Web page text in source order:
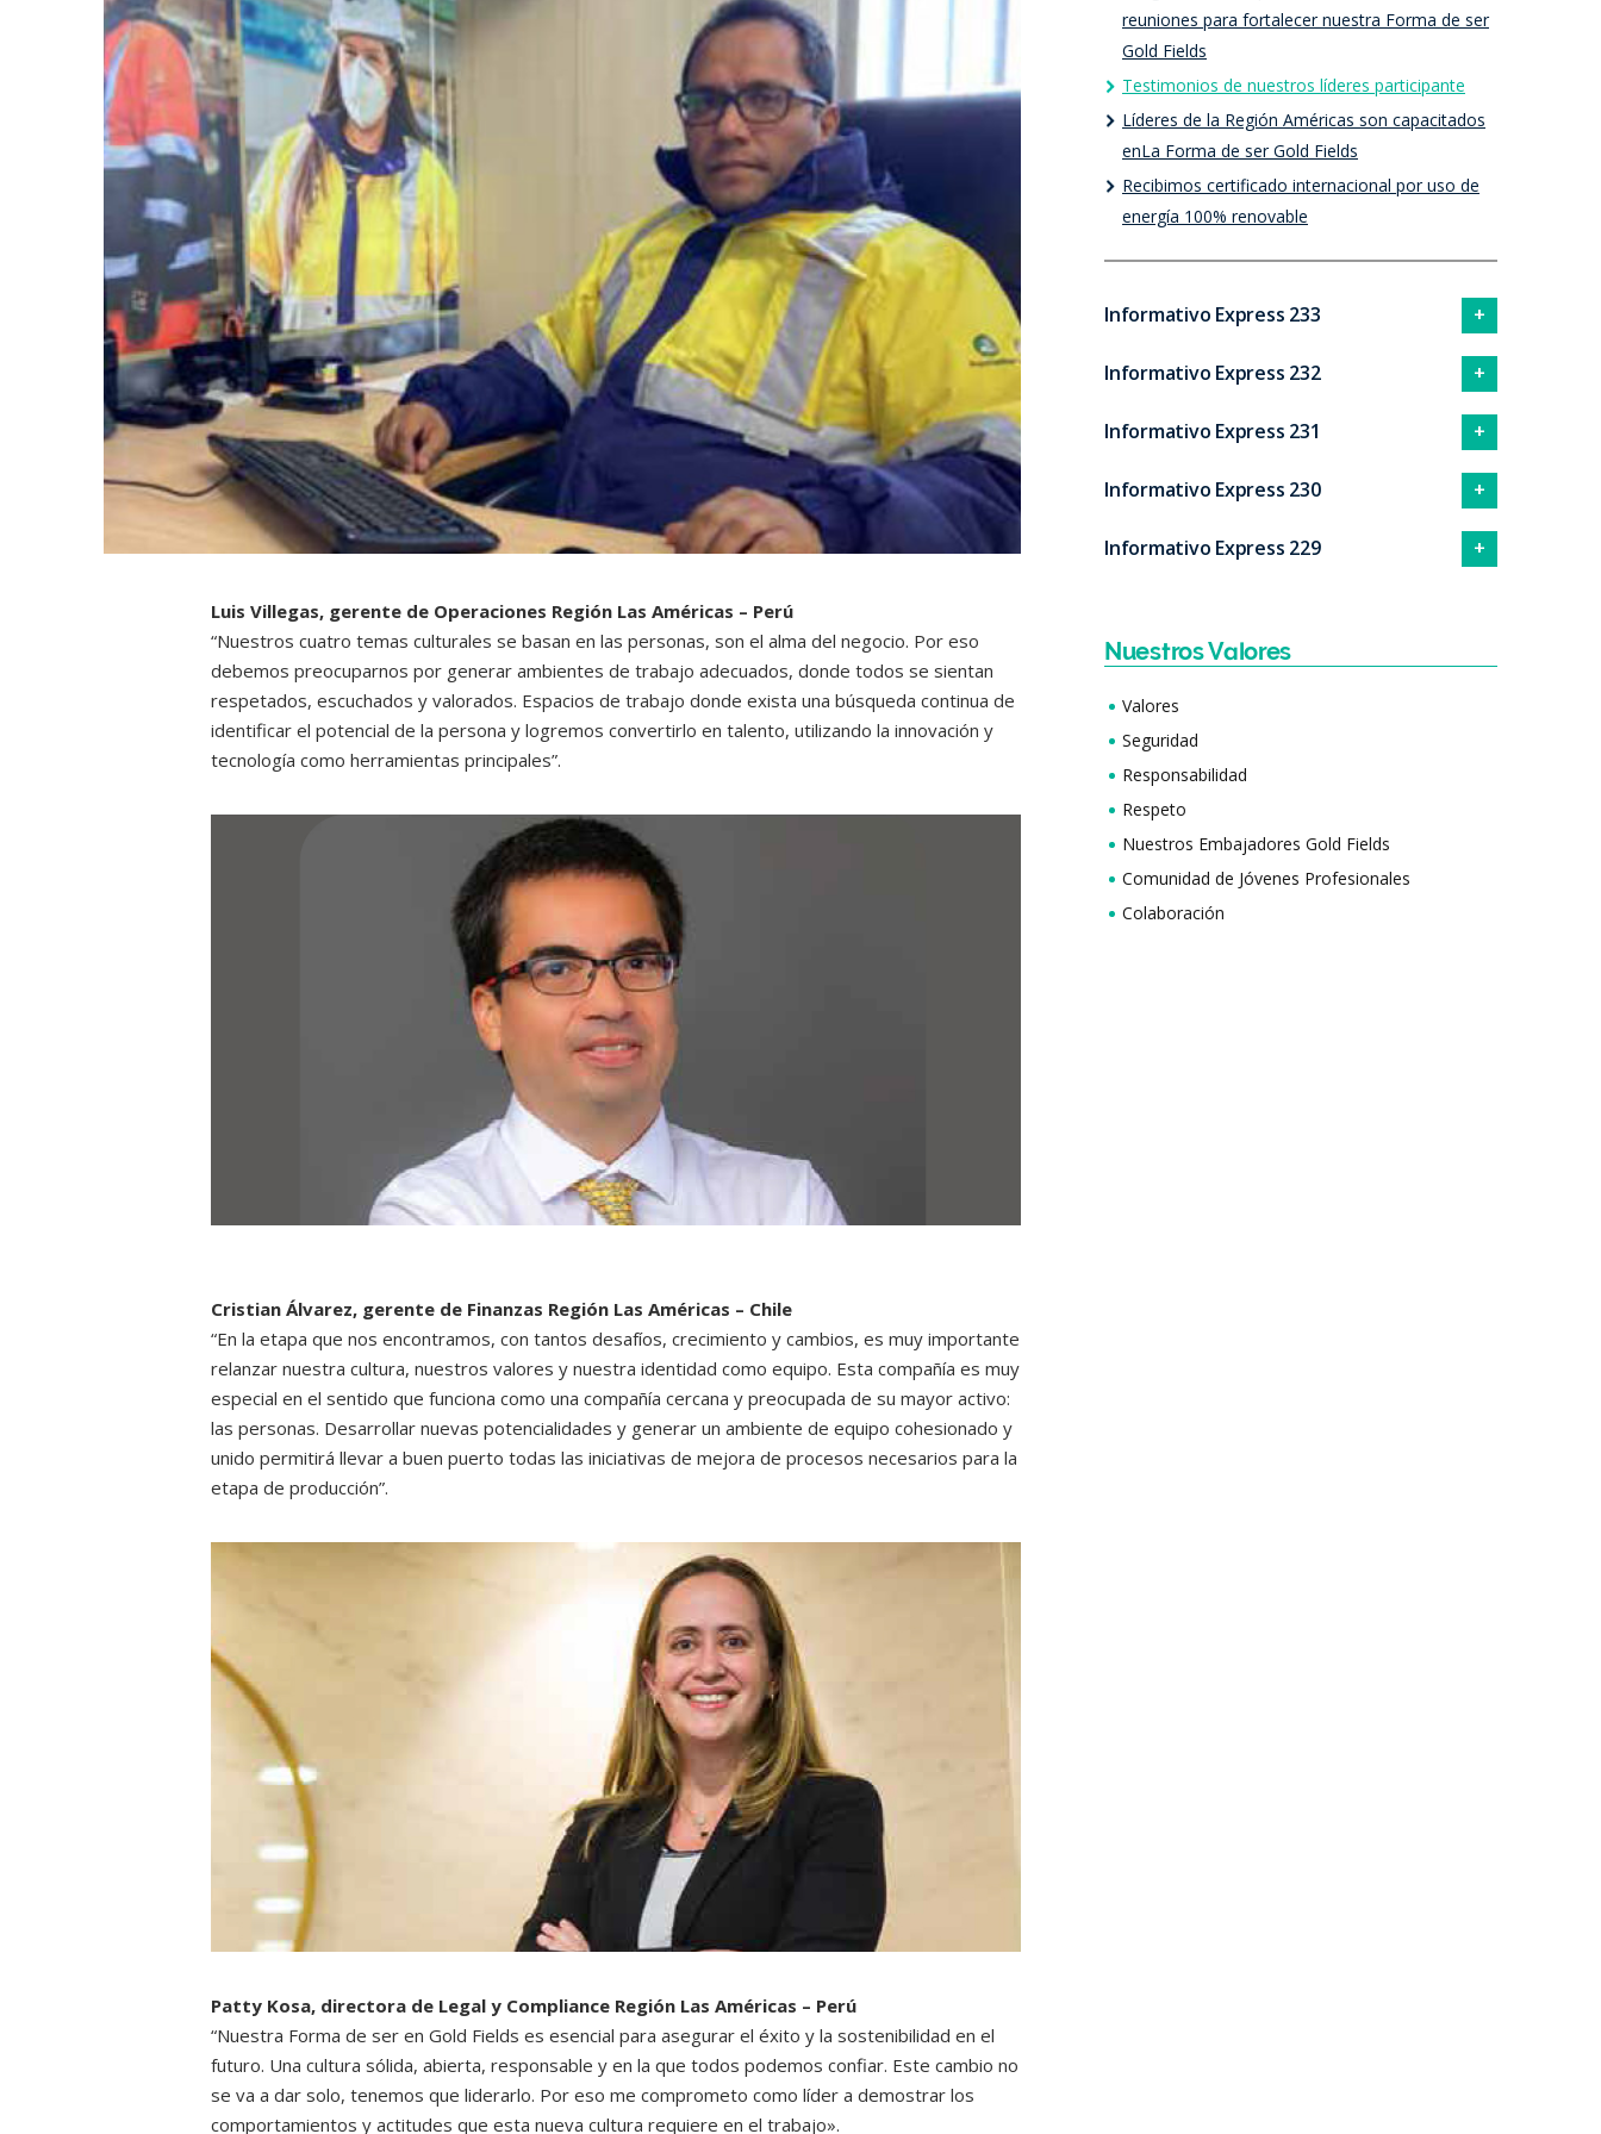
Luis Villegas, gerente de Operaciones Región Las Américas – Perú
“Nuestros cuatro temas culturales se basan en las personas, son el alma del negocio. Por eso
debemos preocuparnos por generar ambientes de trabajo adecuados, donde todos se sientan
respetados, escuchados y valorados. Espacios de trabajo donde exista una búsqueda continua de
identificar el potencial de la persona y logremos convertirlo en talento, utilizando la innovación y
tecnología como herramientas principales”.
Cristian Álvarez, gerente de Finanzas Región Las Américas – Chile
“En la etapa que nos encontramos, con tantos desafíos, crecimiento y cambios, es muy importante
relanzar nuestra cultura, nuestros valores y nuestra identidad como equipo. Esta compañía es muy
especial en el sentido que funciona como una compañía cercana y preocupada de su mayor activo:
las personas. Desarrollar nuevas potencialidades y generar un ambiente de equipo cohesionado y
unido permitirá llevar a buen puerto todas las iniciativas de mejora de procesos necesarios para la
etapa de producción”.
Patty Kosa, directora de Legal y Compliance Región Las Américas – Perú
“Nuestra Forma de ser en Gold Fields es esencial para asegurar el éxito y la sostenibilidad en el
futuro. Una cultura sólida, abierta, responsable y en la que todos podemos confiar. Este cambio no
se va a dar solo, tenemos que liderarlo. Por eso me comprometo como líder a demostrar los
comportamientos y actitudes que esta nueva cultura requiere en el trabajo».
reuniones para fortalecer nuestra Forma de ser
Gold Fields
Testimonios de nuestros líderes participante
Líderes de la Región Américas son capacitados
enLa Forma de ser Gold Fields
Recibimos certificado internacional por uso de
energía 100% renovable
Informativo Express 233
Informativo Express 232
Informativo Express 231
Informativo Express 230
Informativo Express 229
Nuestros Valores
Valores
Seguridad
Responsabilidad
Respeto
Nuestros Embajadores Gold Fields
Comunidad de Jóvenes Profesionales
Colaboración